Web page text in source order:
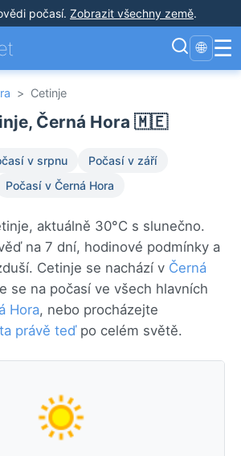
počasí. Zobrazit všechny země.
🌐 ☰
> Cetinje
Černá Hora 🇲🇪
v srpnu
Počasí v září
Počasí v Černá Hora
aktuálně 30°C s slunečno.
na 7 dní, hodinové podmínky a
Cetinje se nachází v Černá
se na počasí ve všech hlavních
Hora, nebo procházejte
právě teďpo celém světě.